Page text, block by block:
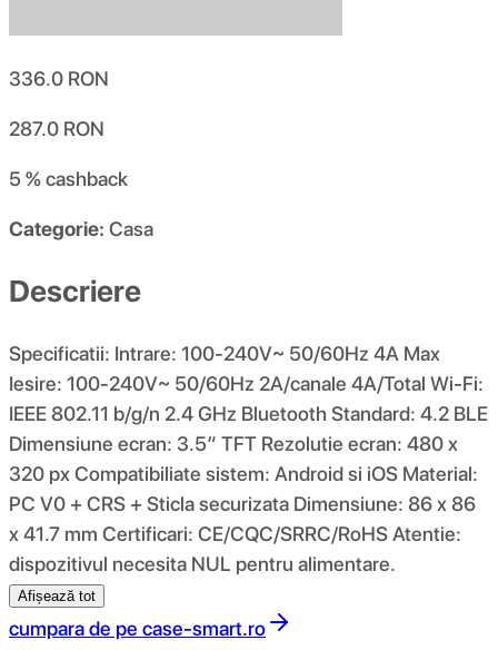
336.0 RON
287.0 RON
5 %cashback
Categorie: Casa
Descriere
Specificatii: Intrare: 100-240V~ 50/60Hz 4A Max
Iesire: 100-240V~ 50/60Hz 2A/canale 4A/Total Wi-Fi:
IEEE 802.11 b/g/n 2.4 GHz Bluetooth Standard: 4.2 BLE
Dimensiune ecran: 3.5″ TFT Rezolutie ecran: 480 x
320 px Compatibiliate sistem: Android si iOS Material:
PC V0 + CRS + Sticla securizata Dimensiune: 86 x 86
x 41.7 mm Certificari: CE/CQC/SRRC/RoHS Atentie:
dispozitivul necesita NUL pentru alimentare.
Afișează tot
cumpara de pe case-smart.ro